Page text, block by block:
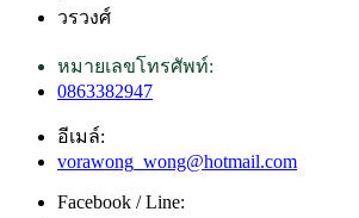
วรวงศ์
หมายเลขโทรศัพท์:
0863382947
อีเมล์:
vorawong_wong@hotmail.com
Facebook / Line: